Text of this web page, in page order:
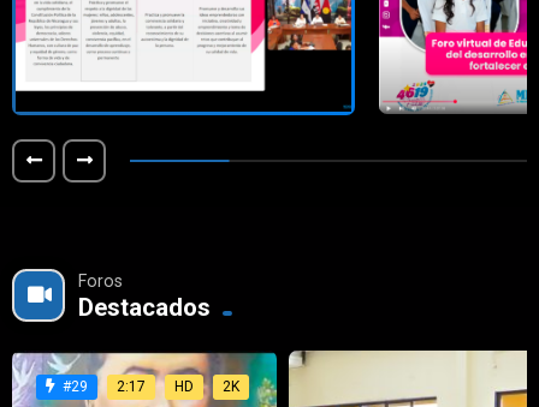
Foros
Destacados
#29 2:17 HD 2K